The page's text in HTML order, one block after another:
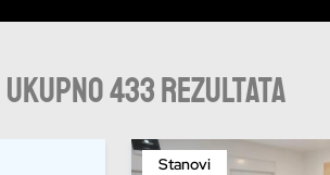
ukupno 433 rezultata
Stanovi